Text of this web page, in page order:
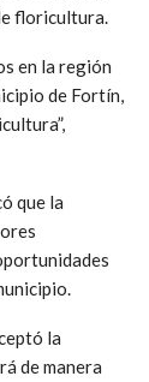
floricultura.
en la región
de Fortín,
que la
la
de manera